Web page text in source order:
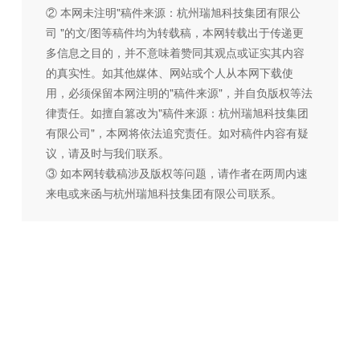
② 本网未注明"稿件来源：杭州瑞旭科技集团有限公
司 "的文/图等稿件均为转载稿，本网转载出于传递更
多信息之目的，并不意味着赞同其观点或证实其内容
的真实性。如其他媒体、网站或个人从本网下载使
用，必须保留本网注明的"稿件来源"，并自负版权等法
律责任。如擅自篡改为"稿件来源：杭州瑞旭科技集团
有限公司"，本网将依法追究责任。如对稿件内容有疑
议，请及时与我们联系。
③ 如本网转载稿涉及版权等问题，请作者在两周内速
来电或来函与杭州瑞旭科技集团有限公司联系。